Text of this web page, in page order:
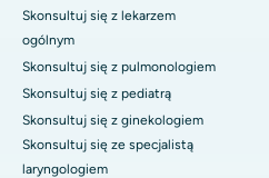
Skonsultuj się z lekarzem
ogólnym
Skonsultuj się z pulmonologiem
Skonsultuj się z pediatrą
Skonsultuj się z ginekologiem
Skonsultuj się ze specjalistą
laryngologiem